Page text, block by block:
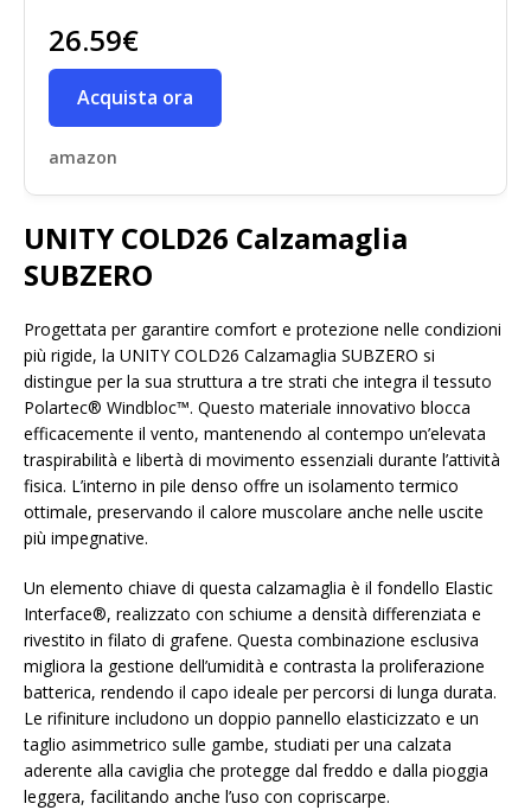
26.59€
Acquista ora
amazon
UNITY COLD26 Calzamaglia
SUBZERO
Progettata per garantire comfort e protezione nelle condizioni
più rigide, la UNITY COLD26 Calzamaglia SUBZERO si
distingue per la sua struttura a tre strati che integra il tessuto
Polartec® Windbloc™. Questo materiale innovativo blocca
efficacemente il vento, mantenendo al contempo un’elevata
traspirabilità e libertà di movimento essenziali durante l’attività
fisica. L’interno in pile denso offre un isolamento termico
ottimale, preservando il calore muscolare anche nelle uscite
più impegnative.
Un elemento chiave di questa calzamaglia è il fondello Elastic
Interface®, realizzato con schiume a densità differenziata e
rivestito in filato di grafene. Questa combinazione esclusiva
migliora la gestione dell’umidità e contrasta la proliferazione
batterica, rendendo il capo ideale per percorsi di lunga durata.
Le rifiniture includono un doppio pannello elasticizzato e un
taglio asimmetrico sulle gambe, studiati per una calzata
aderente alla caviglia che protegge dal freddo e dalla pioggia
leggera, facilitando anche l’uso con copriscarpe.